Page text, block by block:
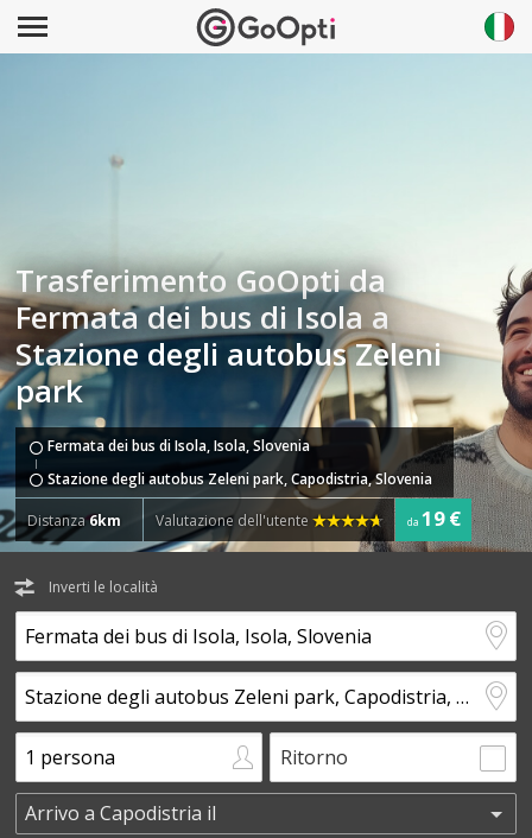
Trasferimento GoOpti da
Fermata dei bus di Isola a
Stazione degli autobus Zeleni
park
Fermata dei bus di Isola, Isola, Slovenia
Stazione degli autobus Zeleni park, Capodistria, Slovenia
Distanza6km Valutazione dell'utente da 19 €
Inverti le località
Ritorno